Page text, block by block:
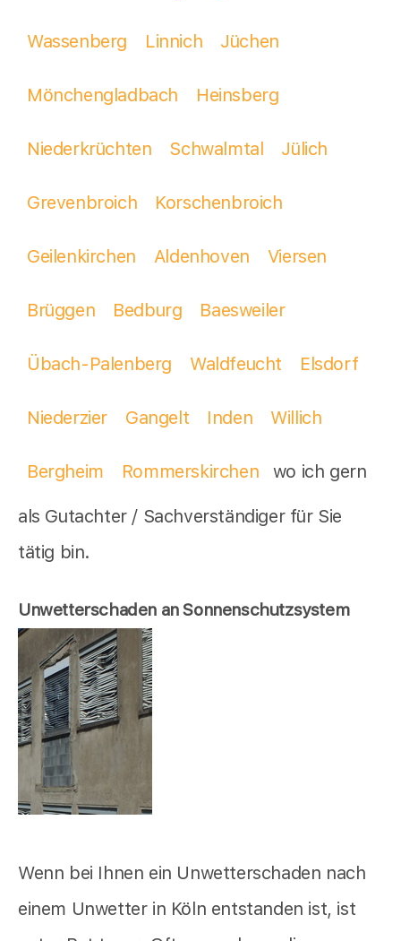
Wassenberg Linnich Jüchen
Mönchengladbach Heinsberg
Niederkrüchten Schwalmtal Jülich
Grevenbroich Korschenbroich
Geilenkirchen Aldenhoven Viersen
Brüggen Bedburg Baesweiler
Übach-Palenberg Waldfeucht Elsdorf
Niederzier Gangelt Inden Willich
Bergheim Rommerskirchen wo ich gern
als Gutachter / Sachverständiger für Sie
tätig bin.
Unwetterschaden an Sonnenschutzsystem
Wenn bei Ihnen ein Unwetterschaden nach
einem Unwetter in Köln entstanden ist, ist